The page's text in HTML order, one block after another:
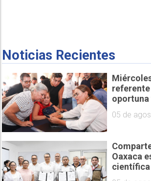
Noticias Recientes
oportuna
05 de
Oaxaca
científica